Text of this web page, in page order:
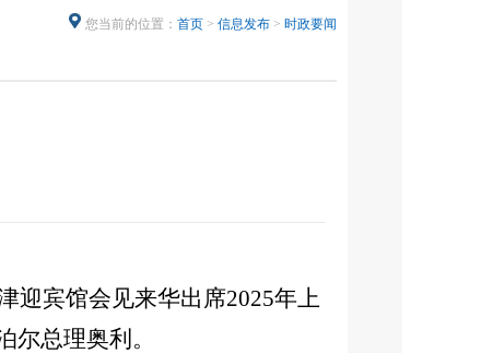
您当前的位置： 首页 > 信息发布 > 时政要闻
迎宾馆会见来华出席2025年上
总理奥利。